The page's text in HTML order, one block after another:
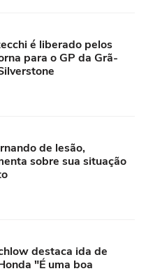
é liberado pelos
para o GP da Grã-
de lesão,
sobre sua situação
destaca ida de
"É uma boa